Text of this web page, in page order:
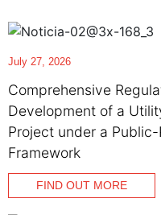
July 27, 2026
Comprehensive
Development of a
Project under a
Framework
FIND OUT MORE